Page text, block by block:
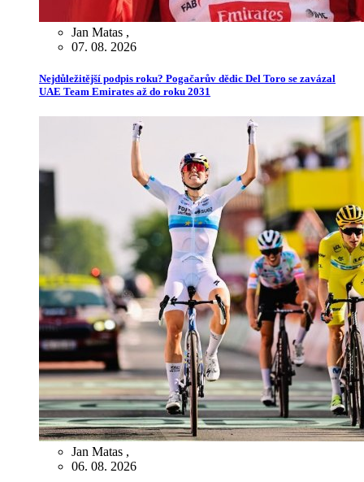
Jan Matas ,
07. 08. 2026
Nejdůležitější podpis roku? Pogačarův dědic Del Toro se zavázal
UAE Team Emirates až do roku 2031
Jan Matas ,
06. 08. 2026